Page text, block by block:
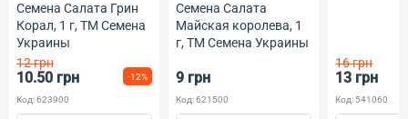
Семена Салата Грин
Корал, 1 г, ТМ Семена
Украины
12 грн
10.50 грн -12%
Код: 623900
Семена Салата
Майская королева, 1
г, ТМ Семена Украины
9 грн
Код: 621500
16 грн
13 грн
Код: 541060